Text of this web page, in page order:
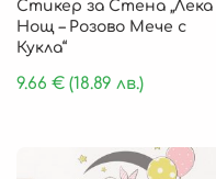
Стикер за Стена „Лека
Нощ – Розово Мече с
Кукла“
9.66 € (18.89 лв.)